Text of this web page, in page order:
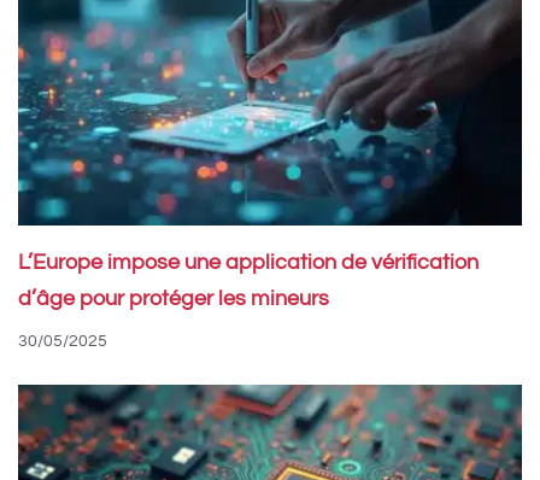
L’Europe impose une application de vérification
d’âge pour protéger les mineurs
30/05/2025